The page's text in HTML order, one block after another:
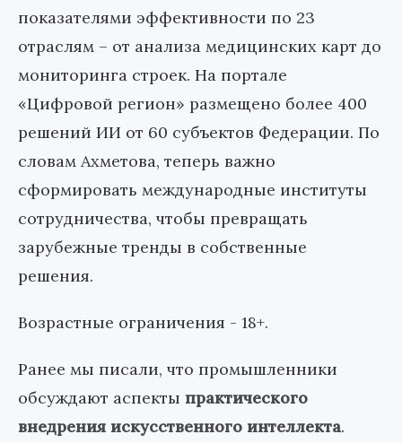
показателями эффективности по 23
отраслям – от анализа медицинских карт до
мониторинга строек. На портале
«Цифровой регион» размещено более 400
решений ИИ от 60 субъектов Федерации. По
словам Ахметова, теперь важно
сформировать международные институты
сотрудничества, чтобы превращать
зарубежные тренды в собственные
решения.
Возрастные ограничения - 18+.
Ранее мы писали, что промышленники
обсуждают аспекты практического
внедрения искусственного интеллекта.